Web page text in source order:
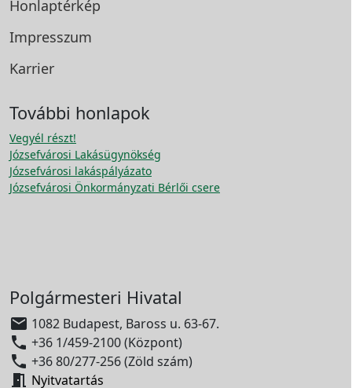
Honlaptérkép
Impresszum
Karrier
További honlapok
Vegyél részt!
Józsefvárosi Lakásügynökség
Józsefvárosi lakáspályázato
Józsefvárosi Önkormányzati Bérlői csere
Polgármesteri Hivatal
 1082 Budapest, Baross u. 63-67.
 +36 1/459-2100 (Központ)
 +36 80/277-256 (Zöld szám)
 Nyitvatartás